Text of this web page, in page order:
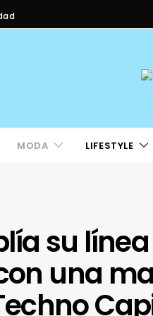
MODA LIFESTYLE
su
una